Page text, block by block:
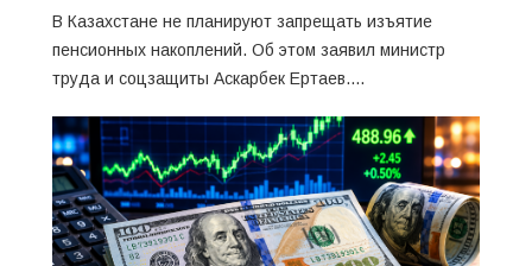
В Казахстане не планируют запрещать изъятие
пенсионных накоплений. Об этом заявил министр
труда и соцзащиты Аскарбек Ертаев....